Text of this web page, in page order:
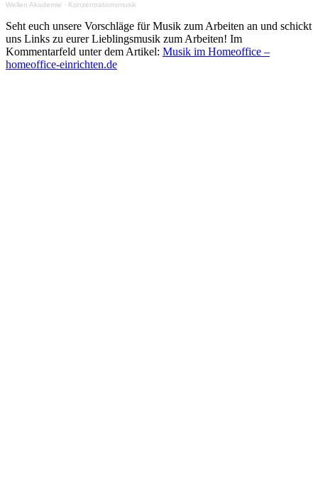
Wellen Akademie · Konzentrationsmusik
Seht euch unsere Vorschläge für Musik zum Arbeiten an und schickt
uns Links zu eurer Lieblingsmusik zum Arbeiten! Im
Kommentarfeld unter dem Artikel: Musik im Homeoffice –
homeoffice-einrichten.de